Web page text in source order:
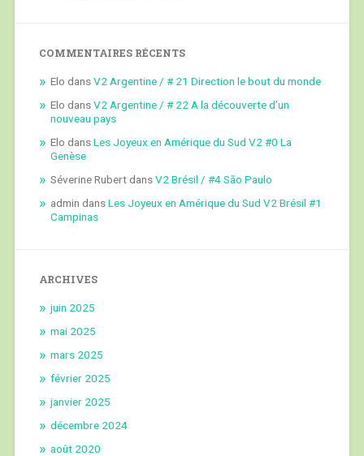
COMMENTAIRES RÉCENTS
Elo dansV2 Argentine / # 21 Direction le bout du monde
Elo dansV2 Argentine / # 22 A la découverte d’un
nouveau pays
Elo dansLes Joyeux en Amérique du Sud V2 #0 La
Genèse
Séverine RubertdansV2 Brésil / #4 São Paulo
admin dansLes Joyeux en Amérique du Sud V2 Brésil #1
Campinas
ARCHIVES
juin 2025
mai 2025
mars 2025
février 2025
janvier 2025
décembre 2024
août 2020